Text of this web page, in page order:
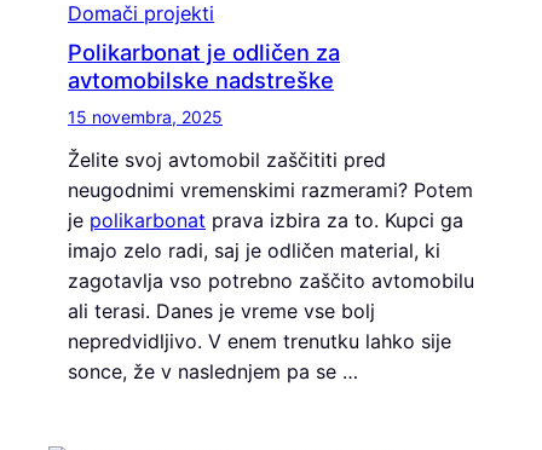
Domači projekti
Polikarbonat je odličen za
avtomobilske nadstreške
15 novembra, 2025
Želite svoj avtomobil zaščititi pred
neugodnimi vremenskimi razmerami? Potem
je polikarbonat prava izbira za to. Kupci ga
imajo zelo radi, saj je odličen material, ki
zagotavlja vso potrebno zaščito avtomobilu
ali terasi. Danes je vreme vse bolj
nepredvidljivo. V enem trenutku lahko sije
sonce, že v naslednjem pa se …